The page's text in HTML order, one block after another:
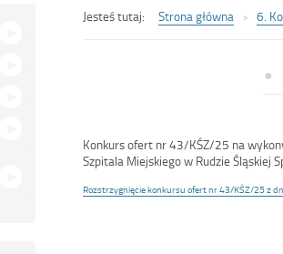
Jesteś tutaj: Strona główna 6.
Konkurs ofert nr 43/KŚZ/25 na
Szpitala Miejskiego w Rudzie Śląskiej
Rozstrzygnięcie konkursu ofert nr 43/KŚZ/25 z